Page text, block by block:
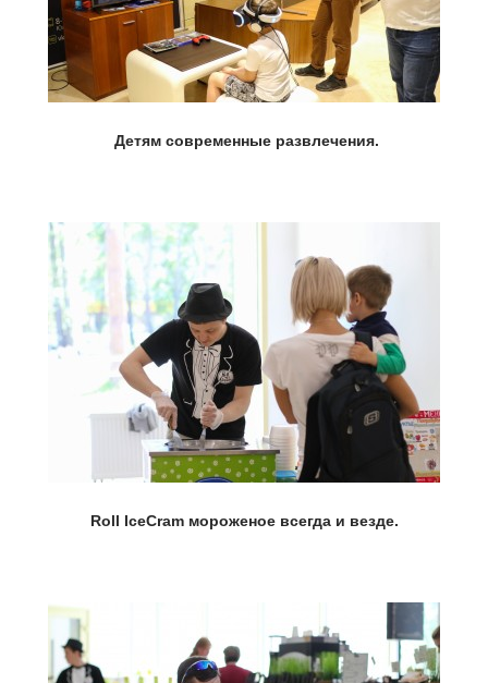
Детям современные развлечения.
Roll IceCram мороженое всегда и везде.